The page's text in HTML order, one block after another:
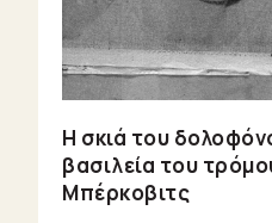
Η σκιά του
βασιλεία του
Μπέρκοβιτς